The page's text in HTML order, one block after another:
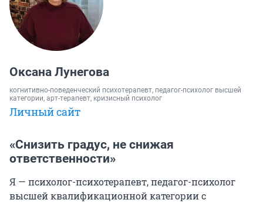
Оксана Лунегова
когнитивно-поведенческий психотерапевт, педагог-психолог высшей
категории, арт-терапевт, кризисный психолог
Личный сайт
«Снизить градус, не снижая
ответственности»
Я — психолог-психотерапевт, педагог-психолог
высшей квалификационной категории с